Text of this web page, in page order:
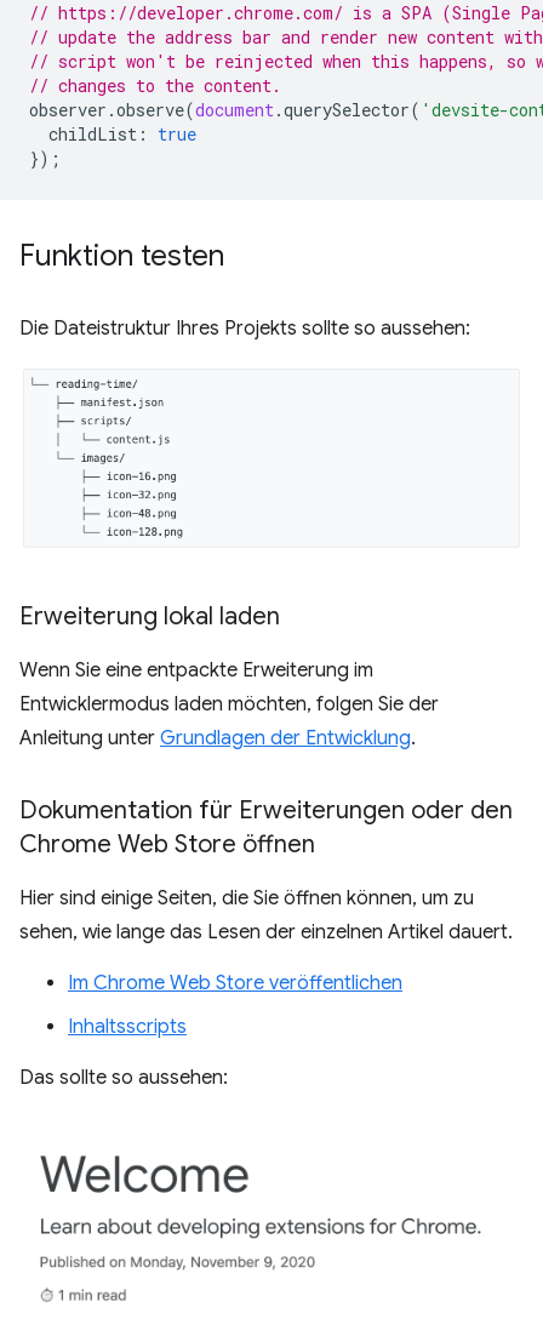
// https://developer.chrome.com/ is a SPA (Single
// update the address bar and render new content
// script won't be reinjected when this happens, so
// changes to the content.
observer .observe(document.querySelector( 'devsite-
childList :
true
});
Funktion testen
Die Dateistruktur Ihres Projekts sollte so aussehen:
Erweiterung lokal laden
Wenn Sie eine entpackte Erweiterung im
Entwicklermodus laden möchten, folgen Sie der
Anleitung unter Grundlagen der Entwicklung.
Dokumentation für Erweiterungen oder den
Chrome Web Store öffnen
Hier sind einige Seiten, die Sie öffnen können, um zu
sehen, wie lange das Lesen der einzelnen Artikel dauert.
Im Chrome Web Store veröffentlichen
Inhaltsscripts
Das sollte so aussehen: